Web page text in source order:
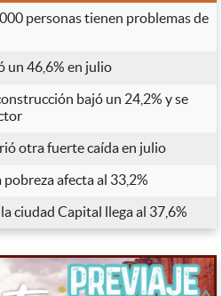
personas tienen problemas de
un 46,6% en julio
bajó un 24,2% y se
otra fuerte caída en julio
pobreza afecta al 33,2%
ciudad Capital llega al 37,6%